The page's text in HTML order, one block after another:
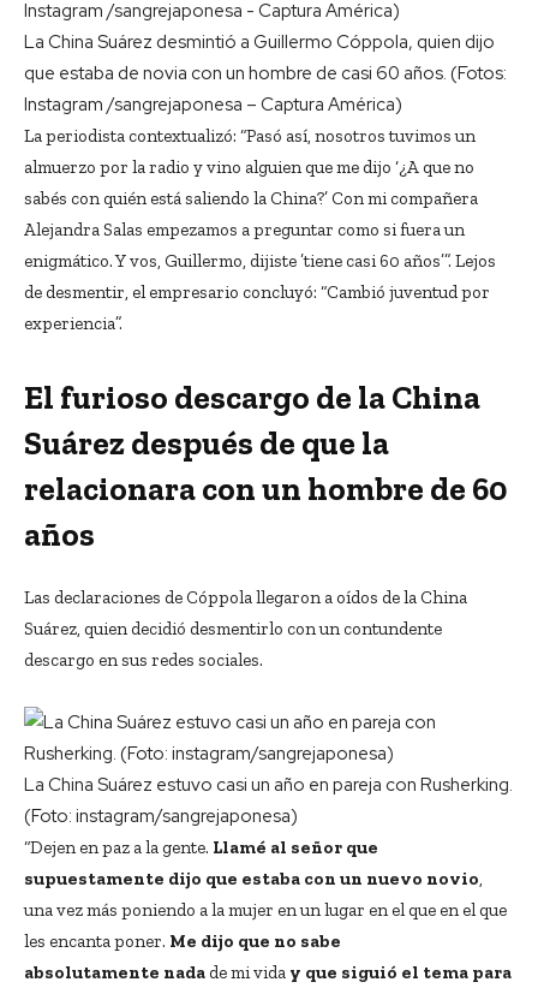
La China Suárez desmintió a Guillermo Cóppola, quien dijo
que estaba de novia con un hombre de casi 60 años. (Fotos:
Instagram /sangrejaponesa – Captura América)
La periodista contextualizó: “Pasó así, nosotros tuvimos un
almuerzo por la radio y vino alguien que me dijo ‘¿A que no
sabés con quién está saliendo la China?’ Con mi compañera
Alejandra Salas empezamos a preguntar como si fuera un
enigmático. Y vos, Guillermo, dijiste ’tiene casi 60 años’”. Lejos
de desmentir, el empresario concluyó: “Cambió juventud por
experiencia”.
El furioso descargo de la China
Suárez después de que la
relacionara con un hombre de 60
años
Las declaraciones de Cóppola llegaron a oídos de la China
Suárez, quien decidió desmentirlo con un contundente
descargo en sus redes sociales.
La China Suárez estuvo casi un año en pareja con Rusherking.
(Foto: instagram/sangrejaponesa)
“Dejen en paz a la gente. Llamé al señor que
supuestamente dijo que estaba con un nuevo novio,
una vez más poniendo a la mujer en un lugar en el que en el que
les encanta poner. Me dijo que no sabe
absolutamente nadade mi vida y que siguió el tema para